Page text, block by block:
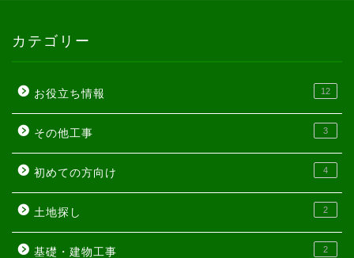
カテゴリー
お役立ち情報 12
その他工事 3
初めての方向け 4
土地探し 2
基礎・建物工事 2